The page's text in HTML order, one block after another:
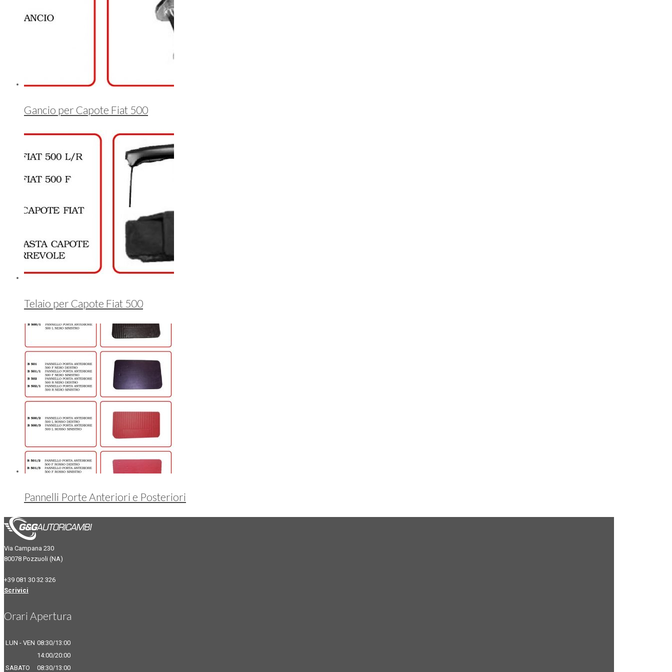
Gancio per Capote Fiat 500
Telaio per Capote Fiat 500
Pannelli Porte Anteriori e Posteriori
Via Campana 230
80078 Pozzuoli (NA)
+39 081 30 32 326
Scrivici
Orari Apertura
LUN - VEN 08:30/13:00
14:00/20:00
SABATO
08:30/13:00